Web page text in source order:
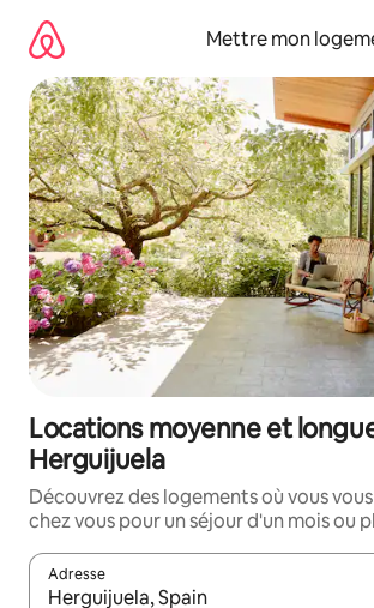
directement
contenu
Mettre mon
Locations moyenne et
Herguijuela
Découvrez des logements où vous
chez vous pour un séjour d'un mois ou
Adresse
Lorsque les résultats s'affichent, utilisez